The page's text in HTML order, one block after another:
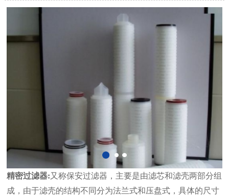
精密过滤器:又称保安过滤器，主要是由滤芯和滤壳两部分组
成，由于滤壳的结构不同分为法兰式和压盘式，具体的尺寸